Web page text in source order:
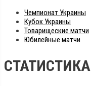
Чемпионат Украины
Кубок Украины
Товарищеские матчи
Юбилейные матчи
СТАТИСТИКА